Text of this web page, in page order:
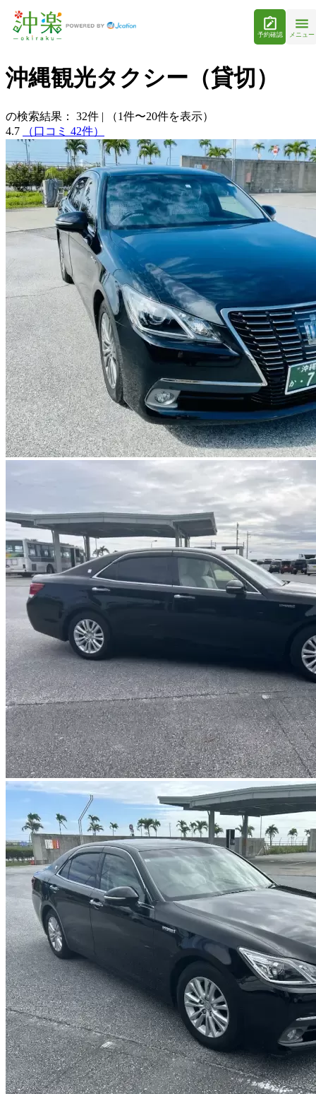
予約確認 メニュー
沖縄観光タクシー（貸切）
の検索結果： 32件 |
（1件〜20件を表示）
4.7
（口コミ 42件）